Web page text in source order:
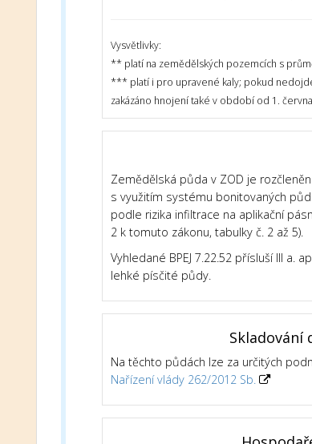
Vysvětlivky:
** platí na zemědělských pozemcích s
*** platí i pro upravené kaly; pokud
zakázáno hnojení také v období od 1.
Zemědělská půda v ZOD je
s využitím systému bonitovaných
podle rizika infiltrace na aplikační
2 k tomuto zákonu, tabulky č. 2 až 5).
Vyhledané BPEJ 7.22.52 přísluší III
lehké písčité půdy.
Skladování
Na těchto půdách lze za určitých
Nařízení vlády 262/2012 Sb.